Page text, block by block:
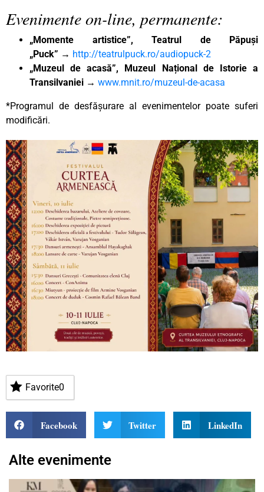
Evenimente on-line, permanente:
„Momente artistice”, Teatrul de Păpuși
„Puck” → http://teatrulpuck.ro/audiopuck-2
„Muzeul de acasă”, Muzeul Național de Istorie a
Transilvaniei → www.mnit.ro/muzeul-de-acasa
*Programul de desfășurare al evenimentelor poate suferi
modificări.
Favorite0
Facebook Twitter LinkedIn
Alte evenimente